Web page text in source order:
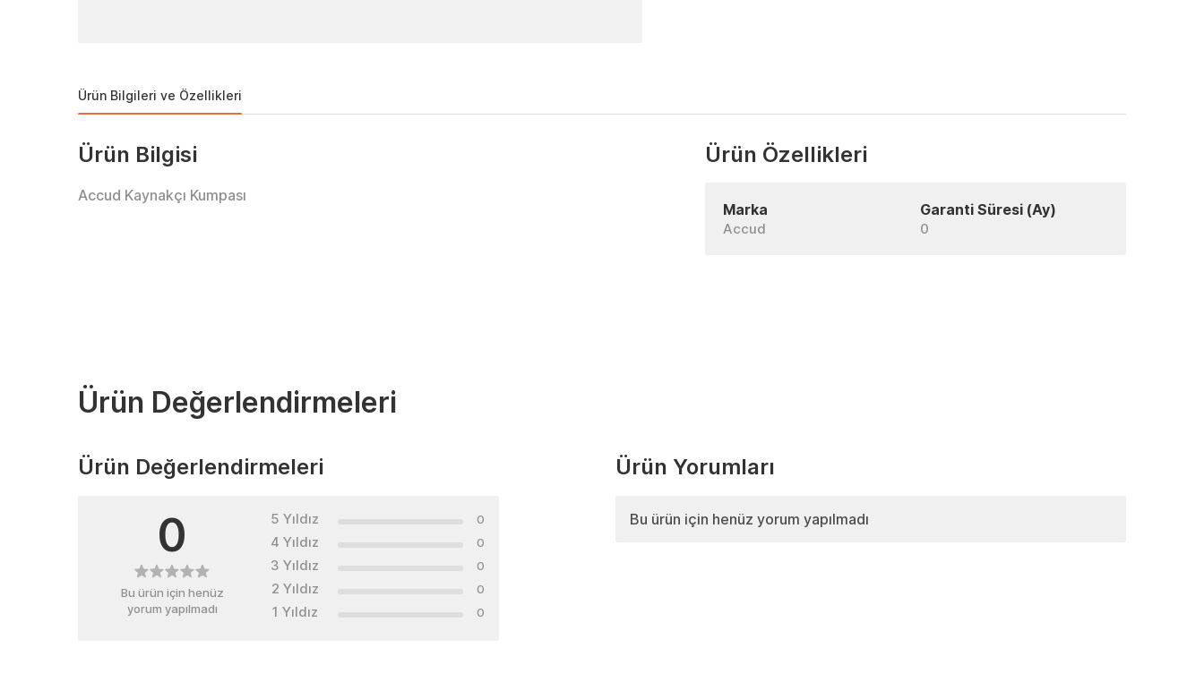
Ürün Bilgileri ve Özellikleri
Ürün Bilgisi
Accud Kaynakçı Kumpası
Ürün Özellikleri
Marka
Accud
Garanti Süresi (Ay)
0
Ürün Değerlendirmeleri
Ürün Değerlendirmeleri
0
Bu ürün için henüz
yorum yapılmadı
5 Yıldız 0
4 Yıldız 0
3 Yıldız 0
2 Yıldız 0
1 Yıldız 0
Ürün Yorumları
Bu ürün için henüz yorum yapılmadı